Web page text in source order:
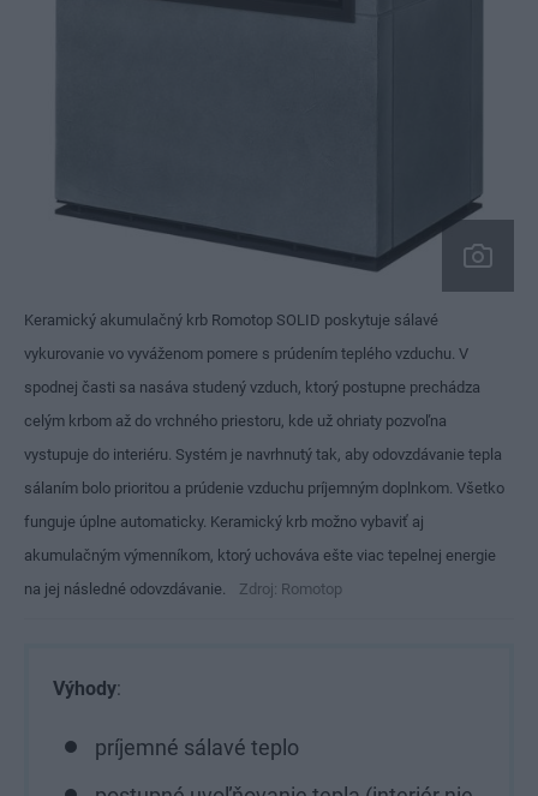
Keramický akumulačný krb Romotop SOLID poskytuje sálavé
vykurovanie vo vyváženom pomere s prúdením teplého vzduchu. V
spodnej časti sa nasáva studený vzduch, ktorý postupne prechádza
celým krbom až do vrchného priestoru, kde už ohriaty pozvoľna
vystupuje do interiéru. Systém je navrhnutý tak, aby odovzdávanie tepla
sálaním bolo prioritou a prúdenie vzduchu príjemným doplnkom. Všetko
funguje úplne automaticky. Keramický krb možno vybaviť aj
akumulačným výmenníkom, ktorý uchováva ešte viac tepelnej energie
na jej následné odovzdávanie.
Zdroj: Romotop
Výhody:
príjemné sálavé teplo